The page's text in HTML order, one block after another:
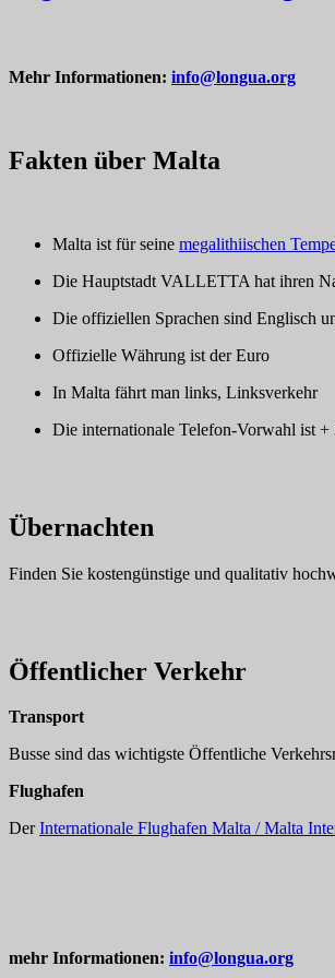
Mehr Informationen: info@longua.org
Fakten über Malta
Malta ist für seine megalithiischen
Die Hauptstadt VALLETTA hat ihren
Die offiziellen Sprachen sind Englisch
Offizielle Währung ist der Euro
In Malta fährt man links, Linksverkehr
Die internationale Telefon-Vorwahl ist +
Übernachten
Finden Sie kostengünstige und qualitativ
Öffentlicher Verkehr
Transport
Busse sind das wichtigste Öffentliche
Flughafen
DerInternationale Flughafen Malta / Malta
mehr Informationen: info@longua.org